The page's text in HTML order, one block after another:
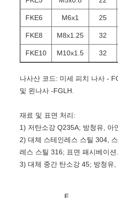
FKE6 M6x1 25
FKE8 M8x1.25 32
FKE10 M10x1.5 32
나사산 코드: 미세 피치 나사 -
및 왼나사 -FGLH.
재료 및 표면 처리:
1) 저탄소강 Q235A; 방청유, 아
2) 대체 스테인레스 스틸 304,
레스 스틸 316; 표면 패시베이션.
3) 대체 중간 탄소강 45; 방청유,